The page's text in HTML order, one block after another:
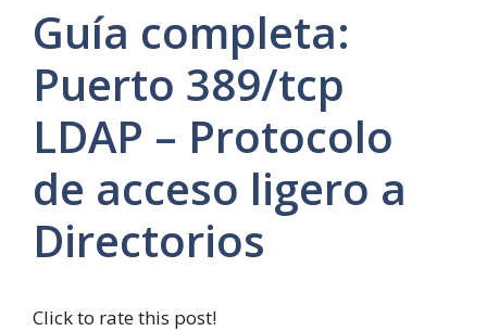
Guía completa:
Puerto 389/tcp
LDAP – Protocolo
de acceso ligero a
Directorios
Click to rate this post!